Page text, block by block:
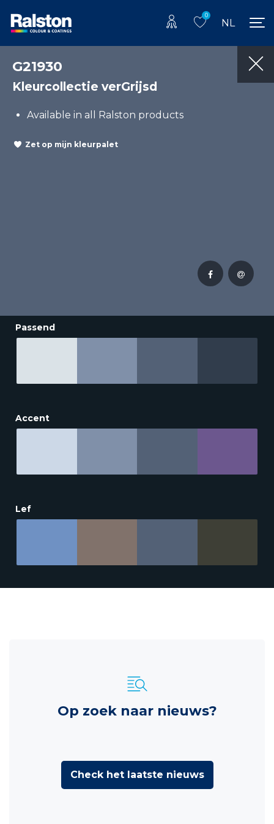
0
NL
G21930
Kleurcollectie verGrijsd
Available in all Ralston products
Zet op mijn kleurpalet
Passend
Accent
Lef
Op zoek naar nieuws?
Check het laatste nieuws